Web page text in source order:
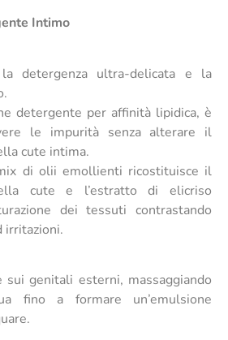
Intimo
detergenza ultra-delicata e la
detergente per affinità lipidica, è
le impurità senza alterare il
cute intima.
di olii emollienti ricostituisce il
cute e l’estratto di elicriso
dei tessuti contrastando
irritazioni.
genitali esterni, massaggiando
fino a formare un’emulsione